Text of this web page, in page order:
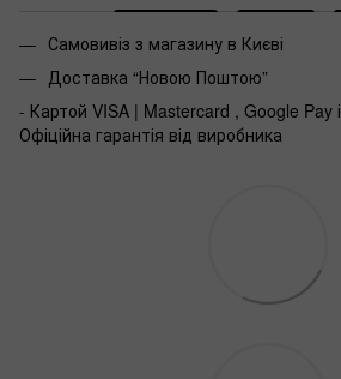
Самовивіз з магазину в Києві
Доставка “Новою Поштою”
- Картой VISA | Mastercard , Google Pay
Офіційна гарантія від виробника